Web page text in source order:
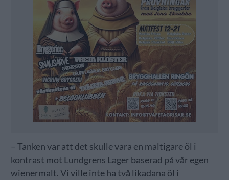
– Tanken var att det skulle vara en maltigare öl i
kontrast mot Lundgrens Lager baserad på vår egen
wienermalt. Vi ville inte ha två likadana öl i